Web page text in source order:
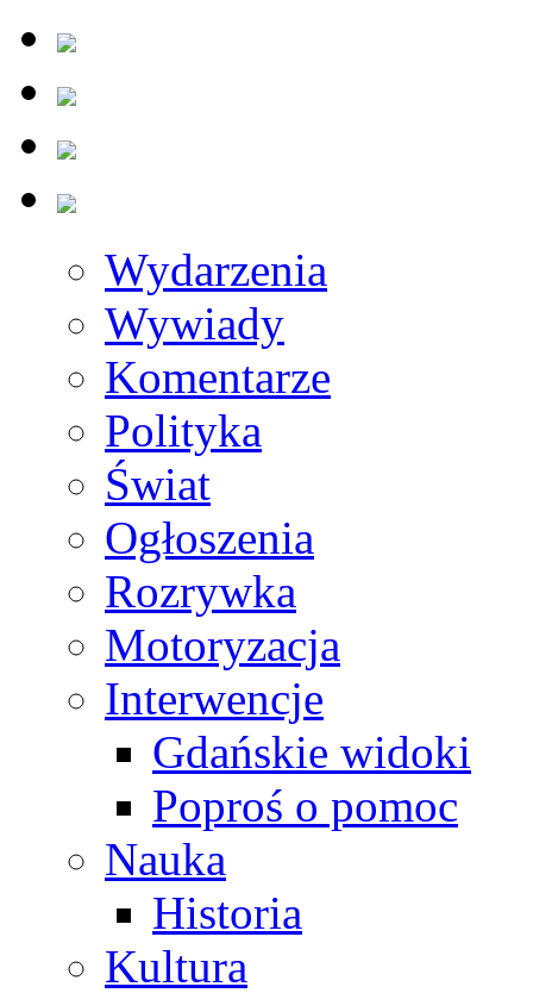
Wydarzenia
Wywiady
Komentarze
Polityka
Świat
Ogłoszenia
Rozrywka
Motoryzacja
Interwencje
Gdańskie widoki
Poproś o pomoc
Nauka
Historia
Kultura